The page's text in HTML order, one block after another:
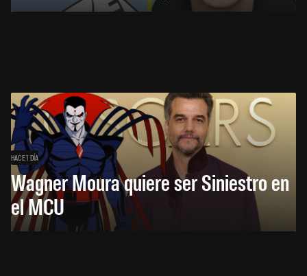
HACE 1 DÍA
Wagner Moura quiere ser Siniestro en
el MCU